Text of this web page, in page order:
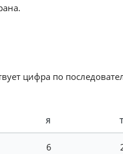
цифра по
Я Т
6